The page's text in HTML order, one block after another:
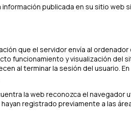
publicada en su sitio
que el servidor envía al ordenador
funcionamiento y visualización del
al terminar la sesión del usuario.
la web reconozca el navegador
registrado previamente a las